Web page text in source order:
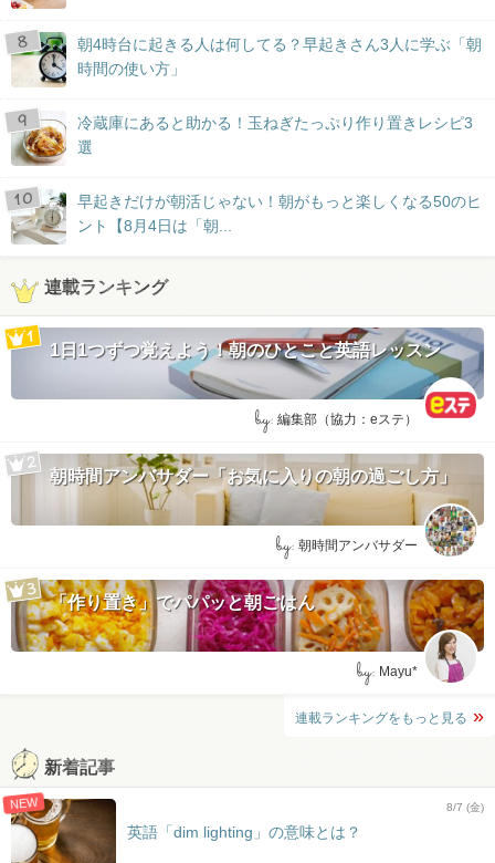
朝4時台に起きる人は何してる？早起きさん3人に学ぶ「朝
時間の使い方」
冷蔵庫にあると助かる！玉ねぎたっぷり作り置きレシピ3
選
早起きだけが朝活じゃない！朝がもっと楽しくなる50のヒ
ント【8月4日は「朝...
連載ランキング
1日1つずつ覚えよう！朝のひとこと英語レッスン
by: 編集部（協力：eステ）
朝時間アンバサダー「お気に入りの朝の過ごし方」
by: 朝時間アンバサダー
「作り置き」でパパッと朝ごはん
by: Mayu*
連載ランキングをもっと見る
新着記事
NEW 8/7 (金)
英語「dim lighting」の意味とは？